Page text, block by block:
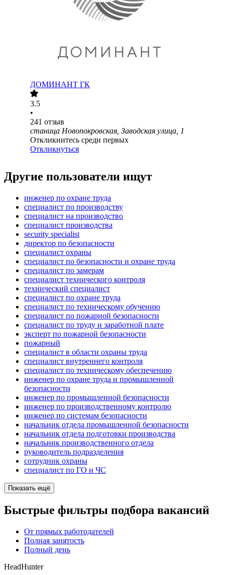
ДОМИНАНТ ГК
3.5
•
241 отзыв
станица Новопокровская, Заводская улица, 1
Откликнитесь среди первых
Откликнуться
Другие пользователи ищут
инженер по охране труда
специалист по производству
специалист на производство
специалист производства
security specialist
директор по безопасности
специалист охраны
специалист по безопасности и охране труда
специалист по замерам
специалист технического контроля
технический специалист
специалист по охране труда
специалист по техническому обучению
специалист по пожарной безопасности
специалист по труду и заработной плате
эксперт по пожарной безопасности
пожарный
специалист в области охраны труда
специалист внутреннего контроля
специалист по техническому обеспечению
инженер по охране труда и промышленной
безопасности
инженер по промышленной безопасности
инженер по производственному контролю
инженер по системам безопасности
начальник отдела промышленной безопасности
начальник отдела подготовки производства
начальник производственного отдела
руководитель подразделения
сотрудник охраны
специалист по ГО и ЧС
Показать ещё
Быстрые фильтры подбора вакансий
От прямых работодателей
Полная занятость
Полный день
HeadHunter